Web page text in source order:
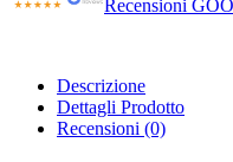
Recensioni
Descrizione
Dettagli Prodotto
Recensioni (0)